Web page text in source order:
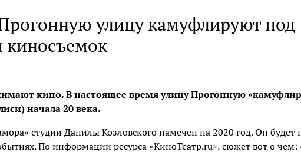
улицу камуфлируют под
киносъемок
кино. В настоящее время улицу Прогонную
начала 20 века.
студии Данилы Козловского намечен на 2020 год. Он будет
По информации ресурса «КиноТеатр.ru», сюжет вот о чем: